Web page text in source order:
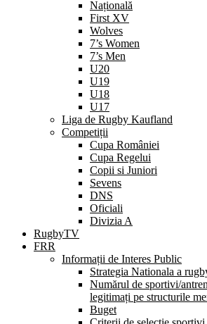
Națională
First XV
Wolves
7’s Women
7’s Men
U20
U19
U18
U17
Liga de Rugby Kaufland
Competiții
Cupa României
Cupa Regelui
Copii si Juniori
Sevens
DNS
Oficiali
Divizia A
RugbyTV
FRR
Informații de Interes Public
Strategia Nationala a
Numărul de sportivi/
legitimați pe structurile
Buget